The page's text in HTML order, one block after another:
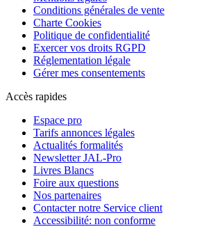
Conditions générales de vente
Charte Cookies
Politique de confidentialité
Exercer vos droits RGPD
Réglementation légale
Gérer mes consentements
Accès rapides
Espace pro
Tarifs annonces légales
Actualités formalités
Newsletter JAL-Pro
Livres Blancs
Foire aux questions
Nos partenaires
Contacter notre Service client
Accessibilité: non conforme